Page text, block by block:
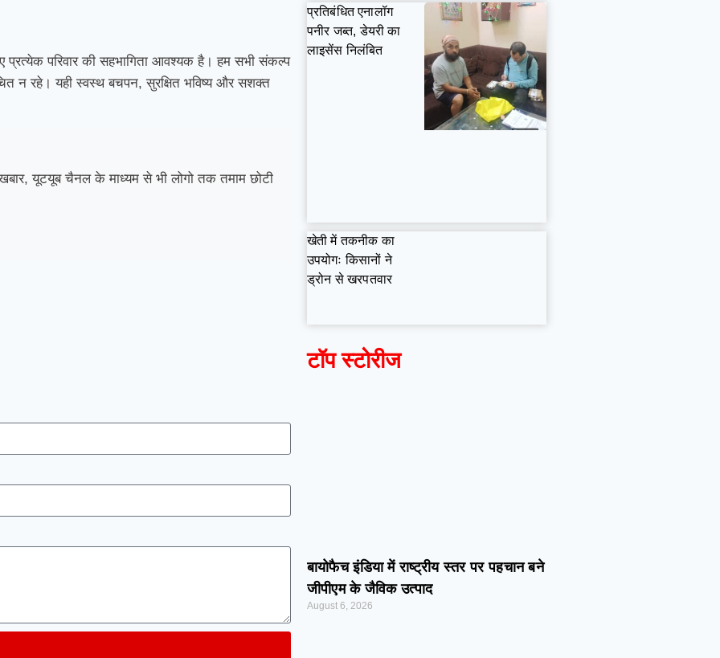
प्रत्येक परिवार की सहभागिता आवश्यक है। हम सभी संकल्प
न रहे। यही स्वस्थ बचपन, सुरक्षित भविष्य और सशक्त
यूटयूब चैनल के माध्यम से भी लोगो तक तमाम छोटी
प्रतिबंधित एनालॉग
पनीर जब्त, डेयरी का
लाइसेंस निलंबित
खेती में तकनीक का
उपयोगः किसानों ने
ड्रोन से खरपतवार
टॉप स्टोरीज
बायोफैच इंडिया में राष्ट्रीय स्तर पर पहचान बने
जीपीएम के जैविक उत्पाद
August 6, 2026